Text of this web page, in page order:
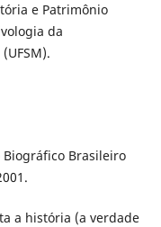
e Patrimônio
da
Biográfico Brasileiro
a história (a verdade